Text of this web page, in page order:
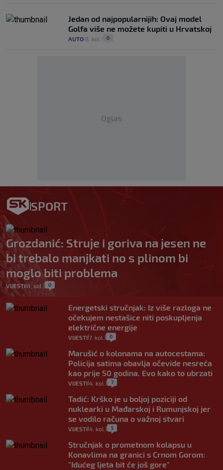
Jedan od najpopularnijih: Ovaj model
Golfa više ne možete kupiti u Hrvatskoj
AUTO 8. kol. 0
Oglas
SPORT
Grozdanić: Struje i goriva na jesen ne
bi trebalo manjkati no s plinom bi
moglo biti problema
VIJESTI 8. kol. 0
Energetski stručnjak: Iz više razloga ne
očekujem nestašice niti poskupljenja
električne energije
VIJESTI 7. kol. 0
Marušić o kolonama na autocestama:
Policija satima obavlja očevide nesreća
kao prije 50 godina. Evo kako to ubrzati
VIJESTI 4. kol. 7
Tadić: Krško je u boljoj poziciji od
nuklearki u Mađarskoj i Rumunjskoj jer
se vodilo računa o važnoj stvari
VIJESTI 4. kol. 5
Stručnjak o prometnom kolapsu u
Konavlima na granici s Crnom Gorom:
"Idućeg ljeta bit će još gore"